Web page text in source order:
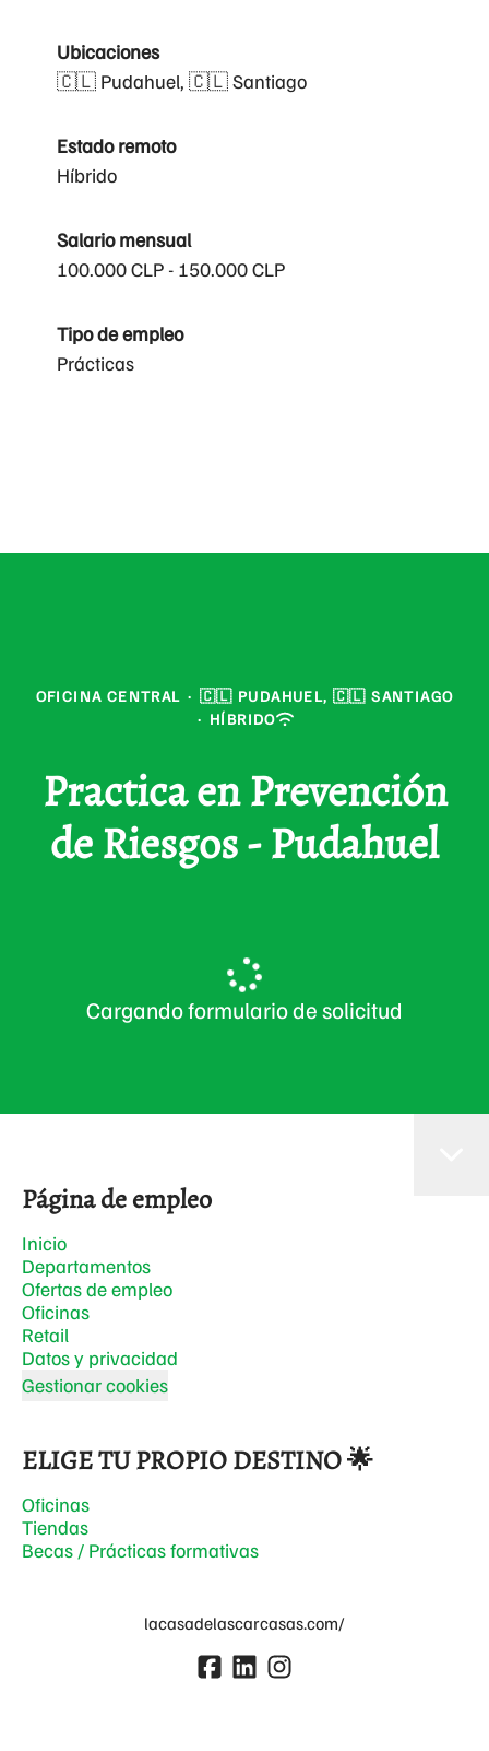
Ubicaciones
🇨🇱 Pudahuel, 🇨🇱 Santiago
Estado remoto
Híbrido
Salario mensual
100.000 CLP - 150.000 CLP
Tipo de empleo
Prácticas
OFICINA CENTRAL · 🇨🇱 PUDAHUEL, 🇨🇱 SANTIAGO
· HÍBRIDO
Practica en Prevención
de Riesgos - Pudahuel
Cargando formulario de solicitud
Página de empleo
Inicio
Departamentos
Ofertas de empleo
Oficinas
Retail
Datos y privacidad
Gestionar cookies
ELIGE TU PROPIO DESTINO 🌟
Oficinas
Tiendas
Becas / Prácticas formativas
lacasadelascarcasas.com/